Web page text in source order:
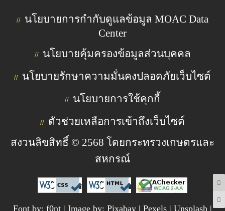
// นโยบายการกำกับดูแลข้อมูล MOAC Data
Center
// นโยบายคุ้มครองข้อมูลส่วนบุคคล
// นโยบายรักษาความมั่นคงปลอดภัยเว็บไซต์
// นโยบายการใช้คุกกี้
// ตัวช่วยเหลือการเข้าถึงเว็บไซต์
สงวนลิขสิทธิ์ © 2568 โดยกระทรวงเกษตรและ
สหกรณ์
Font by: f0nt | Image by: Pixabay | Pexels | Unsplash |